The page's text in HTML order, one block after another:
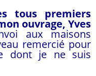
tous premiers
ouvrage, Yves
aux maisons
remercié pour
dont je ne suis